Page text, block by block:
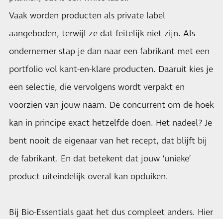
Vaak worden producten als private label
aangeboden, terwijl ze dat feitelijk niet zijn. Als
ondernemer stap je dan naar een fabrikant met een
portfolio vol kant-en-klare producten. Daaruit kies je
een selectie, die vervolgens wordt verpakt en
voorzien van jouw naam. De concurrent om de hoek
kan in principe exact hetzelfde doen. Het nadeel? Je
bent nooit de eigenaar van het recept, dat blijft bij
de fabrikant. En dat betekent dat jouw ‘unieke’
product uiteindelijk overal kan opduiken.
Bij Bio-Essentials gaat het dus compleet anders. Hier